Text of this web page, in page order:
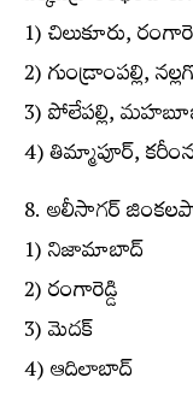
1) చిలుకూరు,
2) గుండ్రాంపల్లి,
3) పోలేపల్లి,
4) తిమ్మాపూర్,
8. అలీసాగర్
1) నిజామాబాద్
2) రంగారెడ్డి
3) మెదక్
4) ఆదిలాబాద్